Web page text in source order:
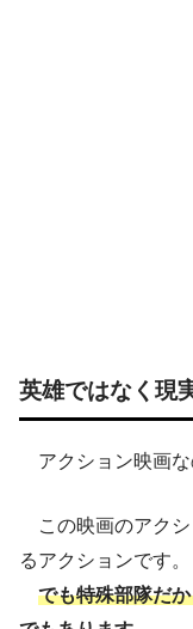
英雄ではなく現
アクション映画な
この映画のアクシ
るアクションです。
でも特殊部隊だ